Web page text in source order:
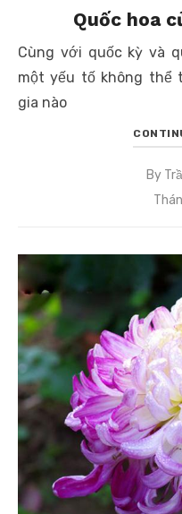
Quốc hoa
Cùng với quốc kỳ và
một yếu tố không thể
gia nào
By